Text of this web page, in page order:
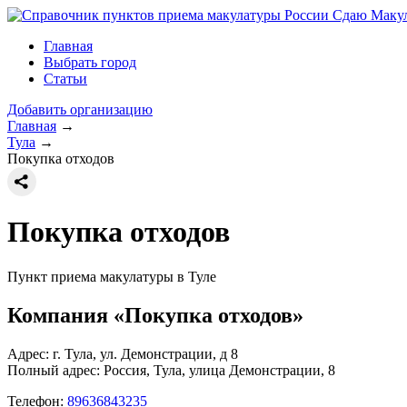
Сдаю
Главная
Выбрать город
Статьи
Добавить организацию
Главная →
Тула →
Покупка отходов
Покупка отходов
Пункт приема макулатуры в Туле
Компания «Покупка отходов»
Адрес: г. Тула, ул. Демонстрации, д 8
Полный адрес: Россия, Тула, улица Демонстрации, 8
Телефон: 89636843235